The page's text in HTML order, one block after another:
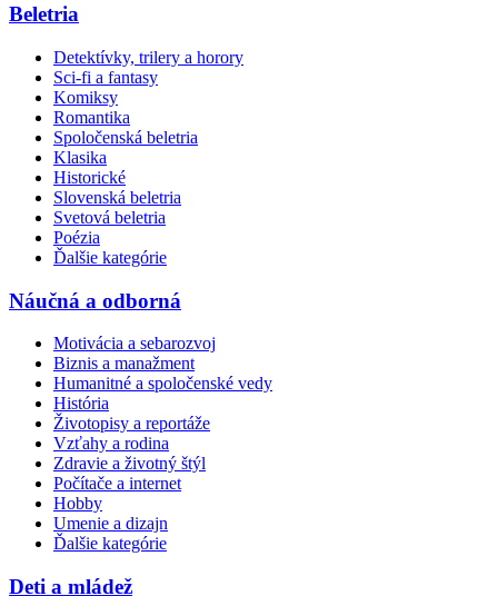
Beletria
Detektívky, trilery a horory
Sci-fi a fantasy
Komiksy
Romantika
Spoločenská beletria
Klasika
Historické
Slovenská beletria
Svetová beletria
Poézia
Ďalšie kategórie
Náučná a odborná
Motivácia a sebarozvoj
Biznis a manažment
Humanitné a spoločenské vedy
História
Životopisy a reportáže
Vzťahy a rodina
Zdravie a životný štýl
Počítače a internet
Hobby
Umenie a dizajn
Ďalšie kategórie
Deti a mládež